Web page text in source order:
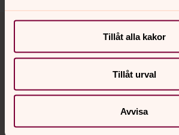
Tillåt alla kakor
Tillåt urval
Avvisa
Tillbaka till toppen
Tillbaka till innehållet
Kalender